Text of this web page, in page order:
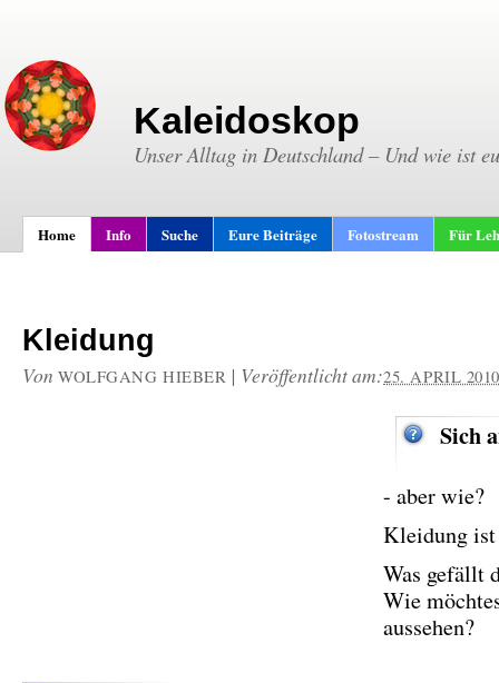
Kaleidoskop
Unser Alltag in Deutschland – Und wie ist
Home Info Suche Eure Beiträge Fotostream Für
Kleidung
Von WOLFGANG HIEBER | Veröffentlicht am:25. APRIL 2010
Sich
- aber wie?
Kleidung
Was gefällt
Wie
aussehen?